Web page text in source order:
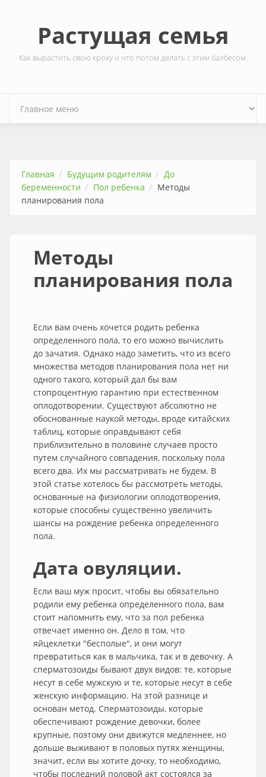
Растущая семья
Как вырастить свою кроху и что потом делать с этим балбесом.
Главная Будущим родителям
До
беременности
Пол ребенка
Методы
планирования пола
Методы
планирования пола
Если вам очень хочется родить ребенка
определенного пола, то его можно вычислить
до зачатия. Однако надо заметить, что из всего
множества методов планирования пола нет ни
одного такого, который дал бы вам
стопроцентную гарантию при естественном
оплодотворении. Существуют абсолютно не
обоснованные наукой методы, вроде китайских
таблиц, которые оправдывают себя
приблизительно в половине случаев просто
путем случайного совпадения, поскольку пола
всего два. Их мы рассматривать не будем. В
этой статье хотелось бы рассмотреть методы,
основанные на физиологии оплодотворения,
которые способны существенно увеличить
шансы на рождение ребенка определенного
пола.
Дата овуляции.
Если ваш муж просит, чтобы вы обязательно
родили ему ребенка определенного пола, вам
стоит напомнить ему, что за пол ребенка
отвечает именно он. Дело в том, что
яйцеклетки "бесполые", и они могут
превратиться как в мальчика, так и в девочку. А
сперматозоиды бывают двух видов: те, которые
несут в себе мужскую и те, которые несут в себе
женскую информацию. На этой разнице и
основан метод. Сперматозоиды, которые
обеспечивают рождение девочки, более
крупные, поэтому они движутся медленнее, но
дольше выживают в половых путях женщины,
значит, если вы хотите дочку, то необходимо,
чтобы последний половой акт состоялся за